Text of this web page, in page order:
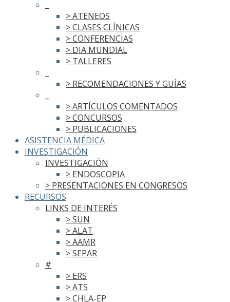
> ATENEOS
> CLASES CLÍNICAS
> CONFERENCIAS
> DIA MUNDIAL
> TALLERES
> RECOMENDACIONES Y GUÍAS
> ARTÍCULOS COMENTADOS
> CONCURSOS
> PUBLICACIONES
ASISTENCIA MÉDICA
INVESTIGACIÓN
INVESTIGACIÓN
> ENDOSCOPIA
> PRESENTACIONES EN CONGRESOS
RECURSOS
LINKS DE INTERÉS
> SUN
> ALAT
> AAMR
> SEPAR
#
> ERS
> ATS
> CHLA-EP